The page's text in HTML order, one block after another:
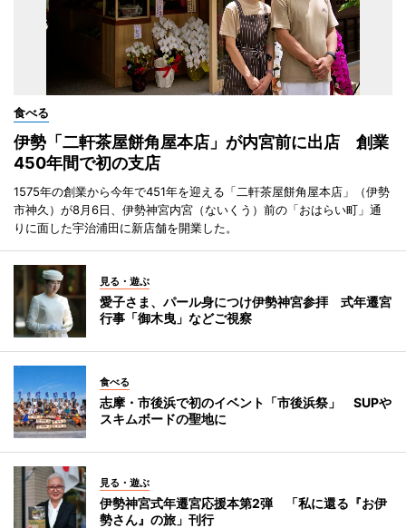
食べる
伊勢「二軒茶屋餅角屋本店」が内宮前に出店 創業
450年間で初の支店
1575年の創業から今年で451年を迎える「二軒茶屋餅角屋本店」（伊勢
市神久）が8月6日、伊勢神宮内宮（ないくう）前の「おはらい町」通
りに面した宇治浦田に新店舗を開業した。
見る・遊ぶ
愛子さま、パール身につけ伊勢神宮参拝 式年遷宮
行事「御木曳」などご視察
食べる
志摩・市後浜で初のイベント「市後浜祭」 SUPや
スキムボードの聖地に
見る・遊ぶ
伊勢神宮式年遷宮応援本第2弾 「私に還る『お伊
勢さん』の旅」刊行